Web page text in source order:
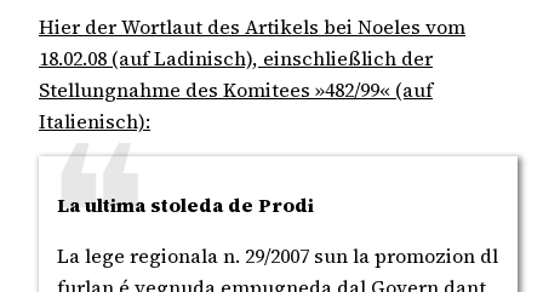
Hier der Wortlaut des Artikels bei Noeles vom
18.02.08 (auf Ladinisch), einschließlich der
Stellungnahme des Komitees »482/99« (auf
Italienisch):
La ultima stoleda de Prodi
La lege regionala n. 29/2007 sun la promozion dl